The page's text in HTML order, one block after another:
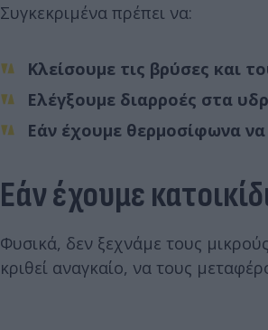
Συγκεκριμένα πρέπει να:
Κλείσουμε τις βρύσες και
Ελέγξουμε διαρροές στα
Εάν έχουμε θερμοσίφωνα να
Εάν έχουμε
Φυσικά, δεν ξεχνάμε τους
κριθεί αναγκαίο, να τους